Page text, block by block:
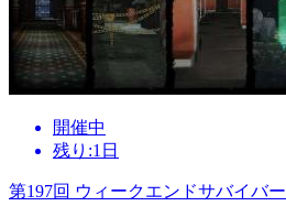
開催中
残り:1日
第197回 ウィークエンドサバイバー